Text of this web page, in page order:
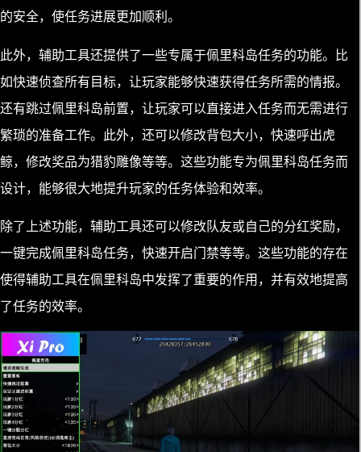
的安全，使任务进展更加顺利。
此外，辅助工具还提供了一些专属于佩里科岛任务的功能。比
如快速侦查所有目标，让玩家能够快速获得任务所需的情报。
还有跳过佩里科岛前置，让玩家可以直接进入任务而无需进行
繁琐的准备工作。此外，还可以修改背包大小，快速呼出虎
鲸，修改奖品为猎豹雕像等等。这些功能专为佩里科岛任务而
设计，能够很大地提升玩家的任务体验和效率。
除了上述功能，辅助工具还可以修改队友或自己的分红奖励，
一键完成佩里科岛任务，快速开启门禁等等。这些功能的存在
使得辅助工具在佩里科岛中发挥了重要的作用，并有效地提高
了任务的效率。